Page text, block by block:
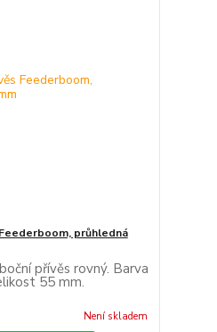
průhledná
přívěs rovný. Barva
55 mm.
Není skladem